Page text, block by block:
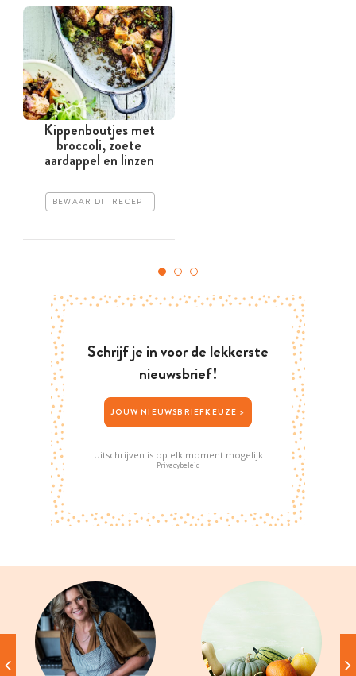
Kippenboutjes met
broccoli, zoete
aardappel en linzen
BEWAAR DIT RECEPT
Schrijf je in voor de lekkerste
nieuwsbrief!
JOUW NIEUWSBRIEFKEUZE >
Uitschrijven is op elk moment mogelijk
Privacybeleid